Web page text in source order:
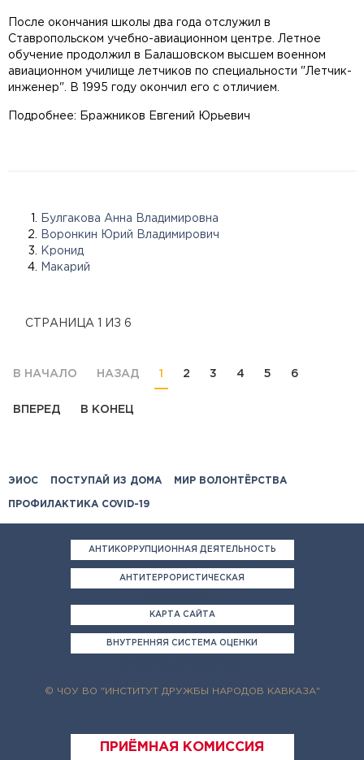
После окончания школы два года отслужил в
Ставропольском учебно-авиационном центре. Летное
обучение продолжил в Балашовском высшем военном
авиационном училище летчиков по специальности "Летчик-
инженер". В 1995 году окончил его с отличием.
Подробнее: Бражников Евгений Юрьевич
Булгакова Анна Владимировна
Воронкин Юрий Владимирович
Кронид
Макарий
СТРАНИЦА 1 ИЗ 6
В НАЧАЛО НАЗАД 1 2 3 4 5 6
ВПЕРЕД В КОНЕЦ
ЭИОС ПОСТУПАЙ ИЗ ДОМА МИР ВОЛОНТЁРСТВА
ПРОФИЛАКТИКА COVID-19
АНТИКОРРУПЦИОННАЯ ДЕЯТЕЛЬНОСТЬ
АНТИТЕРРОРИСТИЧЕСКАЯ
КАРТА САЙТА
ВНУТРЕННЯЯ СИСТЕМА ОЦЕНКИ
© ЧОУ ВО "ИНСТИТУТ ДРУЖБЫ НАРОДОВ КАВКАЗА"
ПРИЁМНАЯ КОМИССИЯ